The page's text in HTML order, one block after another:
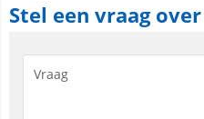
Stel een vraag